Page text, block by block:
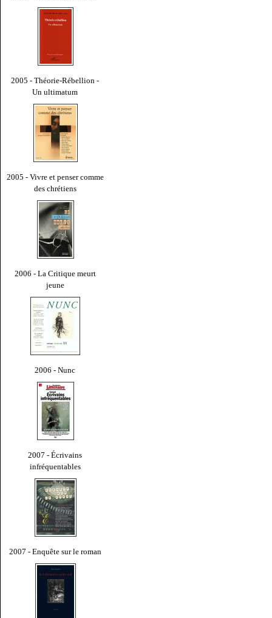
2005 - Théorie-Rébellion -
Un ultimatum
2005 - Vivre et penser comme
des chrétiens
2006 - La Critique meurt
jeune
2006 - Nunc
2007 - Écrivains
infréquentables
2007 - Enquête sur le roman